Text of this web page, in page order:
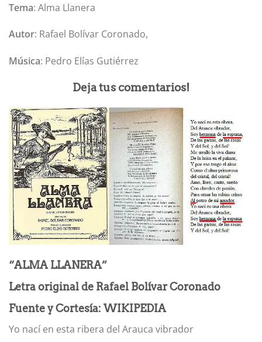
Tema: Alma Llanera
Autor: Rafael Bolívar Coronado,
Música: Pedro Elías Gutiérrez
Deja tus comentarios!
“ALMA LLANERA”
Letra original de Rafael Bolívar Coronado
Fuente y Cortesía: WIKIPEDIA
Yo nací en esta ribera del Arauca vibrador